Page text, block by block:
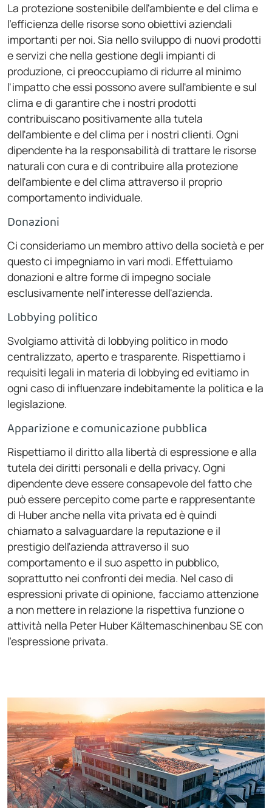
La protezione sostenibile dell'ambiente e del clima e
l'efficienza delle risorse sono obiettivi aziendali
importanti per noi. Sia nello sviluppo di nuovi prodotti
e servizi che nella gestione degli impianti di
produzione, ci preoccupiamo di ridurre al minimo
l'impatto che essi possono avere sull'ambiente e sul
clima e di garantire che i nostri prodotti
contribuiscano positivamente alla tutela
dell'ambiente e del clima per i nostri clienti. Ogni
dipendente ha la responsabilità di trattare le risorse
naturali con cura e di contribuire alla protezione
dell'ambiente e del clima attraverso il proprio
comportamento individuale.
Donazioni
Ci consideriamo un membro attivo della società e per
questo ci impegniamo in vari modi. Effettuiamo
donazioni e altre forme di impegno sociale
esclusivamente nell'interesse dell'azienda.
Lobbying politico
Svolgiamo attività di lobbying politico in modo
centralizzato, aperto e trasparente. Rispettiamo i
requisiti legali in materia di lobbying ed evitiamo in
ogni caso di influenzare indebitamente la politica e la
legislazione.
Apparizione e comunicazione pubblica
Rispettiamo il diritto alla libertà di espressione e alla
tutela dei diritti personali e della privacy. Ogni
dipendente deve essere consapevole del fatto che
può essere percepito come parte e rappresentante
di Huber anche nella vita privata ed è quindi
chiamato a salvaguardare la reputazione e il
prestigio dell'azienda attraverso il suo
comportamento e il suo aspetto in pubblico,
soprattutto nei confronti dei media. Nel caso di
espressioni private di opinione, facciamo attenzione
a non mettere in relazione la rispettiva funzione o
attività nella Peter Huber Kältemaschinenbau SE con
l'espressione privata.